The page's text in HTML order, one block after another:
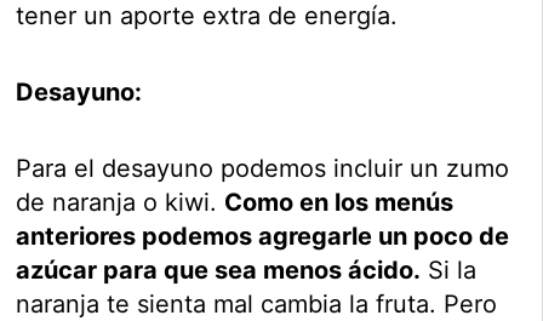
tener un aporte extra de energía.
Desayuno:
Para el desayuno podemos incluir un zumo
de naranja o kiwi. Como en los menús
anteriores podemos agregarle un poco de
azúcar para que sea menos ácido. Si la
naranja te sienta mal cambia la fruta. Pero